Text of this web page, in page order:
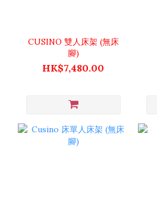
CUSINO 雙人床架 (無床
腳)
HK$7,480.00